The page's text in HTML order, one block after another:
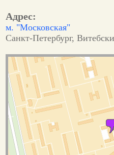
Адрес:
м. "Московская"
Санкт-Петербург,